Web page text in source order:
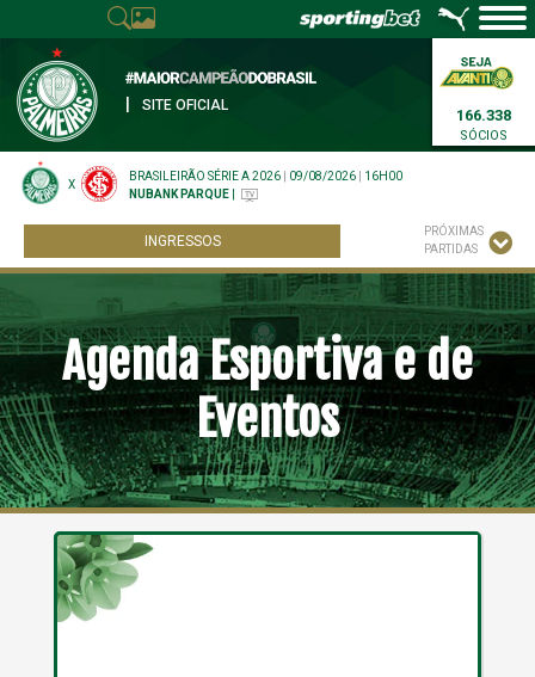
SITE OFICIAL
166.338
SÓCIOS
X
BRASILEIRÃO SÉRIE A 2026 09/08/2026
16H00
NUBANK PARQUE
INGRESSOS
PRÓXIMAS
PARTIDAS
Agenda Esportiva e de
Eventos